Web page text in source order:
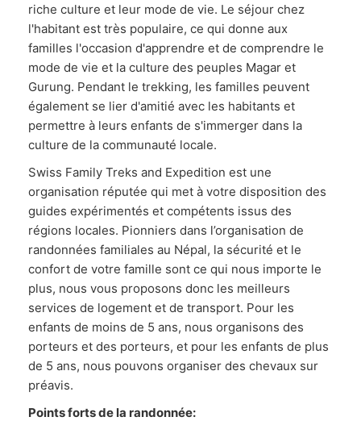
riche culture et leur mode de vie. Le séjour chez
l'habitant est très populaire, ce qui donne aux
familles l'occasion d'apprendre et de comprendre le
mode de vie et la culture des peuples Magar et
Gurung. Pendant le trekking, les familles peuvent
également se lier d'amitié avec les habitants et
permettre à leurs enfants de s'immerger dans la
culture de la communauté locale.
Swiss Family Treks and Expedition est une
organisation réputée qui met à votre disposition des
guides expérimentés et compétents issus des
régions locales. Pionniers dans l’organisation de
randonnées familiales au Népal, la sécurité et le
confort de votre famille sont ce qui nous importe le
plus, nous vous proposons donc les meilleurs
services de logement et de transport. Pour les
enfants de moins de 5 ans, nous organisons des
porteurs et des porteurs, et pour les enfants de plus
de 5 ans, nous pouvons organiser des chevaux sur
préavis.
Points forts de la randonnée: